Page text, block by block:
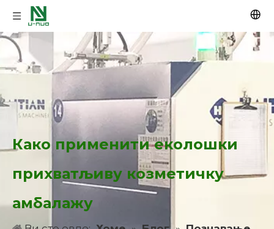
Како применити еколошки
прихватљиву козметичку
амбалажу